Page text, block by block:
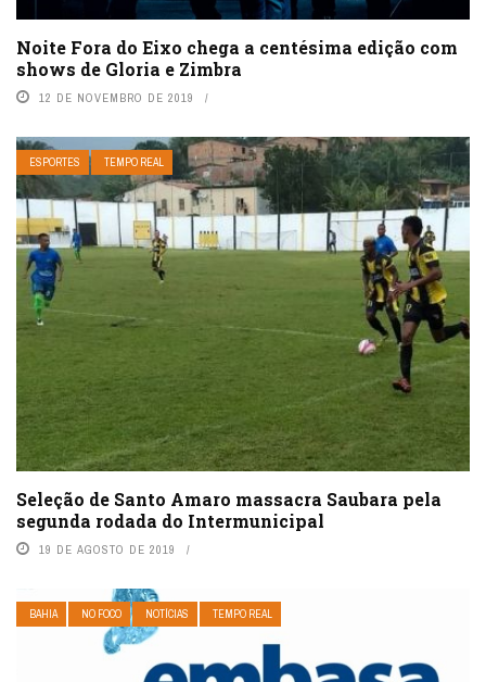
Noite Fora do Eixo chega a centésima edição com
shows de Gloria e Zimbra
12 DE NOVEMBRO DE 2019
ESPORTES TEMPO REAL
Seleção de Santo Amaro massacra Saubara pela
segunda rodada do Intermunicipal
19 DE AGOSTO DE 2019
BAHIA NO FOCO NOTÍCIAS TEMPO REAL